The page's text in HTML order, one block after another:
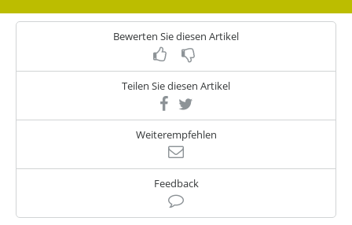
Bewerten Sie diesen Artikel
Teilen Sie diesen Artikel
Weiterempfehlen
Feedback